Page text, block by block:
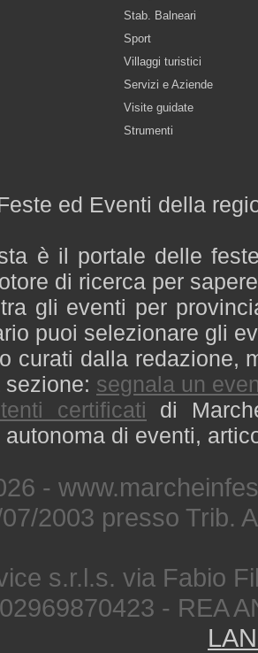
Stab. Balneari
Sport
Villaggi turistici
Servizi e Aziende
Visite guidate
Strumenti
ed Eventi della
è il portale delle
di ricerca per
gli eventi per
puoi selezionare gli
curati dalla redazione,
segnala un
certificati di
di eventi,
-
2003 presso Trib.
s.r.l.s. via Fabio
- REA